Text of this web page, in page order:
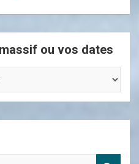
ou vos dates